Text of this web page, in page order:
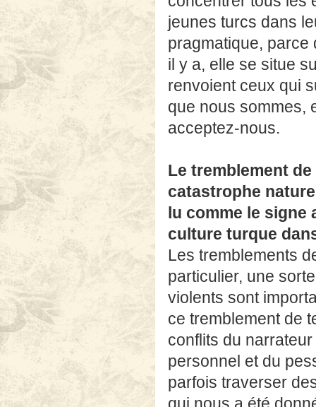
jeunes turcs dans
pragmatique, parce
il y a, elle se situe
renvoient ceux qui
que nous sommes,
acceptez-nous.
Le tremblement
catastrophe
lu comme le signe
culture turque
Les tremblements
particulier, une
violents sont
ce tremblement de
conflits du
personnel et du
parfois traverser